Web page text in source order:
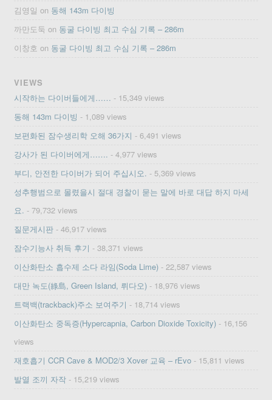
김영일 on 동해 143m 다이빙
까만도둑 on 동굴 다이빙 최고 수심 기록 – 286m
이창호 on 동굴 다이빙 최고 수심 기록 – 286m
VIEWS
시작하는 다이버들에게…… - 15,349 views
동해 143m 다이빙 - 1,089 views
보편화된 잠수생리학 오해 36가지 - 6,491 views
강사가 된 다이버에게……. - 4,977 views
부디, 안전한 다이버가 되어 주십시오. - 5,369 views
성추행범으로 몰렸을시 절대 경찰이 묻는 말에 바로 대답 하지 마세
요. - 79,732 views
질문게시판 - 46,917 views
잠수기능사 취득 후기 - 38,371 views
이산화탄소 흡수제 소다 라임(Soda Lime) - 22,587 views
대만 녹도(綠島, Green Island, 뤼다오) - 18,976 views
트랙백(trackback)주소 보여주기 - 18,714 views
이산화탄소 중독증(Hypercapnia, Carbon Dioxide Toxicity) - 16,156
views
재호흡기 CCR Cave & MOD2/3 Xover 교육 – rEvo - 15,811 views
발열 조끼 자작 - 15,219 views